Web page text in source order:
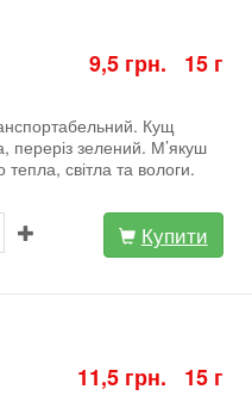
9,5 грн. 15 г
Кущ
переріз зелений. М’якуш
світла та вологи.
Купити
11,5 грн. 15 г